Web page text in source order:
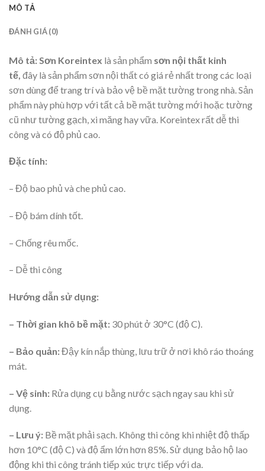
MÔ TẢ
ĐÁNH GIÁ (0)
Mô tả: Sơn Koreintex là sản phẩm sơn nội thất kinh
tế, đây là sản phẩm sơn nội thất có giá rẻ nhất trong các loại
sơn dùng để trang trí và bảo vệ bề mặt tường trong nhà. Sản
phẩm này phù hợp với tất cả bề mặt tường mới hoặc tường
cũ như tường gạch, xi măng hay vữa. Koreintex rất dễ thi
công và có độ phủ cao.
Đặc tính:
– Độ bao phủ và che phủ cao.
– Độ bám dính tốt.
– Chống rêu mốc.
– Dễ thi công
Hướng dẫn sử dụng:
– Thời gian khô bề mặt: 30 phút ở 30°C (độ C).
– Bảo quản:Đậy kín nắp thùng, lưu trữ ở nơi khô ráo thoáng
mát.
– Vệ sinh: Rửa dụng cụ bằng nước sạch ngay sau khi sử
dụng.
– Lưu ý: Bề mặt phải sạch. Không thi công khi nhiệt độ thấp
hơn 10°C (độ C) và độ ẩm lớn hơn 85%. Sử dụng bảo hộ lao
động khi thi công tránh tiếp xúc trực tiếp với da.